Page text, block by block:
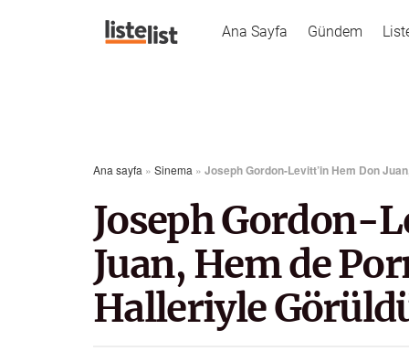
Ana Sayfa Gündem
Ana sayfa » Sinema » Joseph Gordon-Levitt’in Hem Don
Joseph Gordon-
Juan, Hem de
Halleriyle